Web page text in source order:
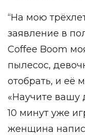
“На мою
заявление в
Coffee Boom
пылесос,
отобрать, и её
«Научите вашу
10 минут уже
женщина